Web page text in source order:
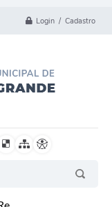
Login / Cadastro